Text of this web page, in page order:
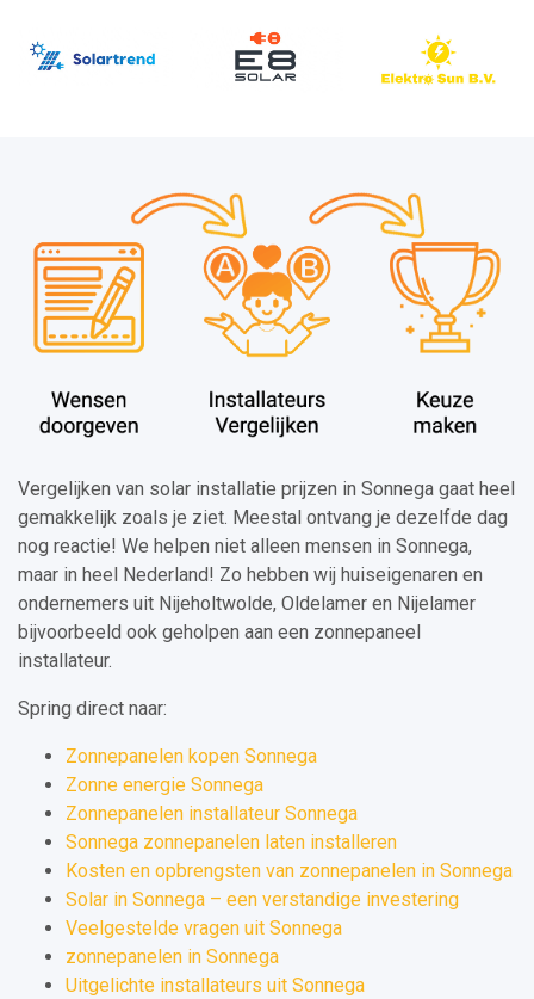
Vergelijken van solar installatie prijzen in Sonnega gaat heel
gemakkelijk zoals je ziet. Meestal ontvang je dezelfde dag
nog reactie! We helpen niet alleen mensen in Sonnega,
maar in heel Nederland! Zo hebben wij huiseigenaren en
ondernemers uit Nijeholtwolde, Oldelamer en Nijelamer
bijvoorbeeld ook geholpen aan een zonnepaneel
installateur.
Spring direct naar:
Zonnepanelen kopen Sonnega
Zonne energie Sonnega
Zonnepanelen installateur Sonnega
Sonnega zonnepanelen laten installeren
Kosten en opbrengsten van zonnepanelen in Sonnega
Solar in Sonnega – een verstandige investering
Veelgestelde vragen uit Sonnega
zonnepanelen in Sonnega
Uitgelichte installateurs uit Sonnega